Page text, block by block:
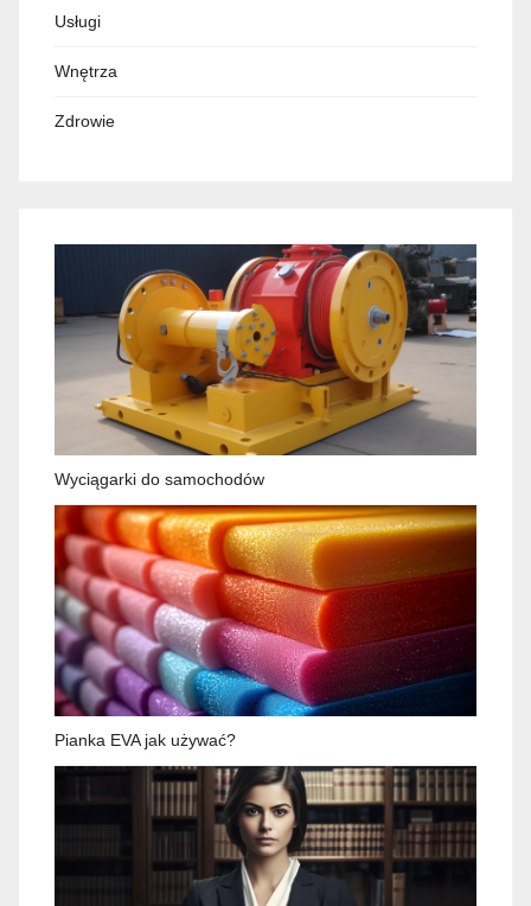
Usługi
Wnętrza
Zdrowie
Wyciągarki do samochodów
Pianka EVA jak używać?